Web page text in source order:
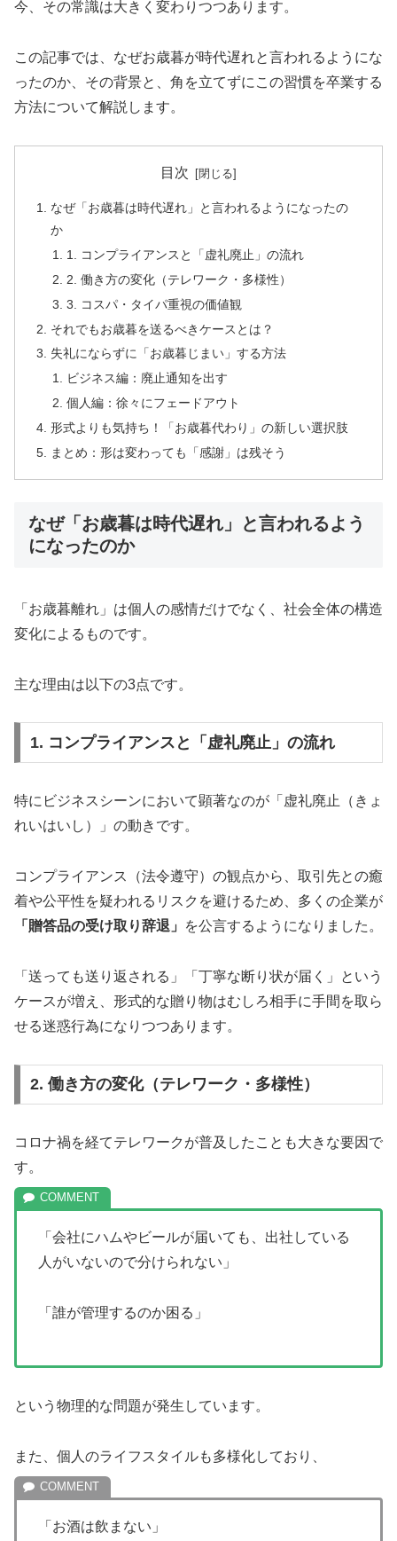
今、その常識は大きく変わりつつあります。
この記事では、なぜお歳暮が時代遅れと言われるようにな
ったのか、その背景と、角を立てずにこの習慣を卒業する
方法について解説します。
目次
なぜ「お歳暮は時代遅れ」と言われるようになったの
か
1. コンプライアンスと「虚礼廃止」の流れ
2. 働き方の変化（テレワーク・多様性）
3. コスパ・タイパ重視の価値観
それでもお歳暮を送るべきケースとは？
失礼にならずに「お歳暮じまい」する方法
ビジネス編：廃止通知を出す
個人編：徐々にフェードアウト
形式よりも気持ち！「お歳暮代わり」の新しい選択肢
まとめ：形は変わっても「感謝」は残そう
なぜ「お歳暮は時代遅れ」と言われるよう
になったのか
「お歳暮離れ」は個人の感情だけでなく、社会全体の構造
変化によるものです。
主な理由は以下の3点です。
1. コンプライアンスと「虚礼廃止」の流れ
特にビジネスシーンにおいて顕著なのが「虚礼廃止（きょ
れいはいし）」の動きです。
コンプライアンス（法令遵守）の観点から、取引先との癒
着や公平性を疑われるリスクを避けるため、多くの企業が
「贈答品の受け取り辞退」
を公言するようになりました。
「送っても送り返される」「丁寧な断り状が届く」という
ケースが増え、形式的な贈り物はむしろ相手に手間を取ら
せる迷惑行為になりつつあります。
2. 働き方の変化（テレワーク・多様性）
コロナ禍を経てテレワークが普及したことも大きな要因で
す。
「会社にハムやビールが届いても、出社している
人がいないので分けられない」
「誰が管理するのか困る」
という物理的な問題が発生しています。
また、個人のライフスタイルも多様化しており、
「お酒は飲まない」